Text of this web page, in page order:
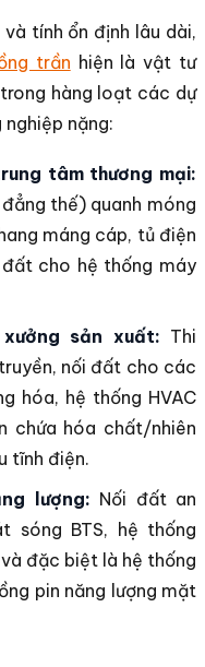
tính ổn định lâu dài,
trần hiện là vật tư
hàng loạt các dự
nặng:
tâm thương mại:
thế) quanh móng
máng cáp, tủ điện
cho hệ thống máy
sản xuất: Thi
nối đất cho các
hóa, hệ thống HVAC
chứa hóa chất/nhiên
tĩnh điện.
lượng: Nối đất an
sóng BTS, hệ thống
đặc biệt là hệ thống
pin năng lượng mặt